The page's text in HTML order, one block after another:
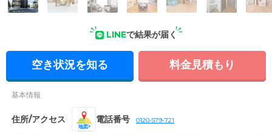
LINEで結果が届く
空き状況を知る 料金見積もり
基本情報
住所/アクセス
地図
電話番号 0120-579-721